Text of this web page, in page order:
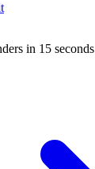
in 15 seconds